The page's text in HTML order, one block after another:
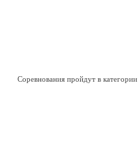
Соревнования пройдут в